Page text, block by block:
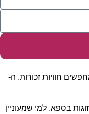
חוויות זכורות. ה-
בספא. למי שמעוניין